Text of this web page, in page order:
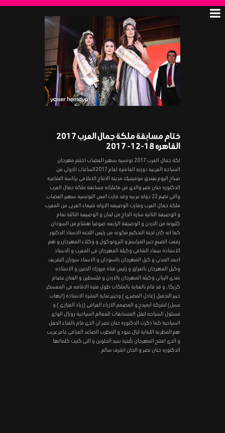
ختام مسابقة ملكة جمال العرب 2017
القاهره 18-12- 2017
لكة جمال العرب 2017 تونسيه سهير الغضاب اختتم مهرجان
السياحه العربيه دورته العاشره لعام 2017الساعات الاولي من
صباح اليوم بفندق موفينبيك مدينة الانتاج الاعلامي برئاسة الشاعره
الدكتوره حنان نصر والذي من فاعلياته مسابقة ملكة جمال العرب
والتي تضم 22 دوله عربيه وقد فازت امس التونسيه سهير الغضاب
ملكة جمال العرب وفازت الوصيفه الاوله شيماء العربى من المغرب
و الوصيفة الثانية سارة الحاج من لبنان و الوصيفة الثالثة تمام
كلبونة من الاردن و الوصيفة الرابعه صوفيا هشام من السودان .
كما انه كان لجنة التحكيم مكونه من رئيس اللجنه الاستاذ الدكتور
رفعت الضبع خبير المراسم و البروتوكول و وكلاء المهرجان و هم
الاستاذه سعاد الشامى وكيلة المهرجان فى المغرب و الاستاذ
احمد المدنى و كيل المهرجان بالسودان و الاستاذ سوران الشريف
وكيل المهرجان بالعراق و رئيس قناة ميوزك الحنين و الاستاذه
شذى البياتى وكيلة المهرجان بالاردن و فلسطين و الفنان عصام
كريكا , و قد قام بالعناية بالملكات طول فترة الاقامه فى المعسكر
خبير التجميل (عادل المصرى ) وخبير عناية البشرة الاستاذه (ايهاب
عسل) لشركة ايميدج و المصمم الازياء العراقى (زياد العزازى ) و
مسئول السياحه لنقل المتسابقات للمعالم السياحية رويال الواى
السياحية كما ذكرت الدكتوره حنان نصر ان الذى قام بالغناء الحفل
هم المطربة اللبناية ليال عبود و المطرب الصاعد العراقى عامر غريب
و الذى افتتح المهرجان بأغنية سيد الحلوين و التى كتبت كلماتها
الدكتوره حنان نصر و الحان اشرف سالم .